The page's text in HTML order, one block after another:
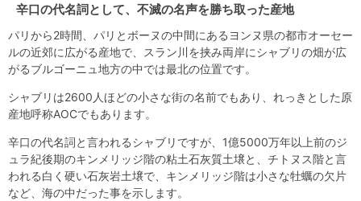
辛口の代名詞として、不滅の名声を勝ち取った産地
パリから2時間、パリとボーヌの中間にあるヨンヌ県の都市オーセー
ルの近郊に広がる産地で、スラン川を挟み両岸にシャブリの畑が広
がるブルゴーニュ地方の中では最北の位置です。
シャブリは2600人ほどの小さな街の名前でもあり、れっきとした原
産地呼称AOCでもあります。
辛口の代名詞と言われるシャブリですが、1億5000万年以上前のジ
ュラ紀後期のキンメリッジ階の粘土石灰質土壌と、チトヌス階と言
われる白く硬い石灰岩土壌で、キンメリッジ階は小さな牡蠣の欠片
など、海の中だった事を示します。